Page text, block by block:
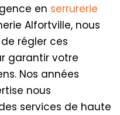
en serrurerie
Alfortville, nous
régler ces
garantir votre
Nos années
nous
services de haute